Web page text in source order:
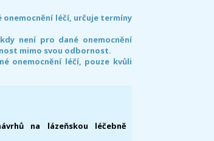
léčí, určuje termíny
není pro dané onemocnění
mimo svou odbornost.
onemocnění léčí, pouze kvůli
na lázeňskou léčebně